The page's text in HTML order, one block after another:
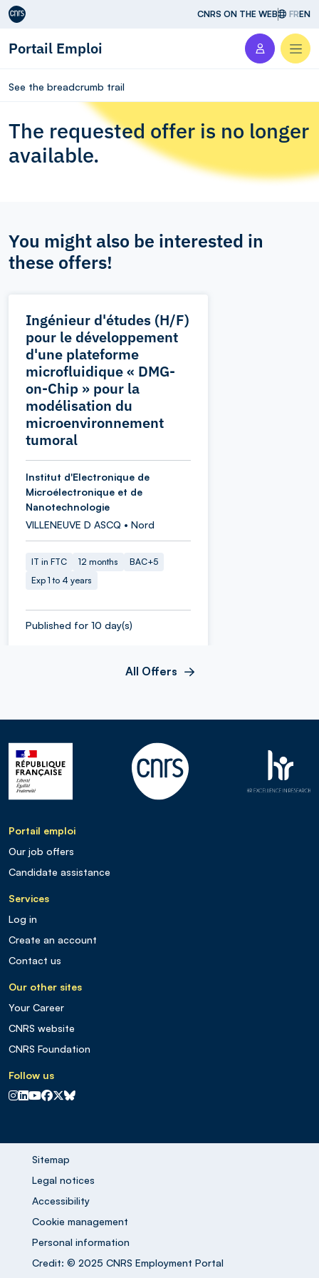
Aller au contenu CNRS ON THE WEB FREN
Portail Emploi
See the breadcrumb trail
The requested offer is no longer
available.
You might also be interested in
these offers!
Ingénieur d'études (H/F)
pour le développement
d'une plateforme
microfluidique « DMG-
on-Chip » pour la
modélisation du
microenvironnement
tumoral
Institut d'Electronique de
Microélectronique et de
Nanotechnologie
VILLENEUVE D ASCQ • Nord
IT in FTC 12 months
BAC+5
Exp 1 to 4 years
Published for 10 day(s)
All Offers
Portail emploi
Our job offers
Candidate assistance
Services
Log in
Create an account
Contact us
Our other sites
Your Career
CNRS website
CNRS Foundation
Follow us
CNRS sur Instagram
CNRS sur Linkedin
CNRS sur Youtube
CNRS sur Facebook
CNRS sur X
CNRS sur Blus sky
Sitemap
Legal notices
Accessibility
Cookie management
Personal information
Credit: © 2025 CNRS Employment Portal